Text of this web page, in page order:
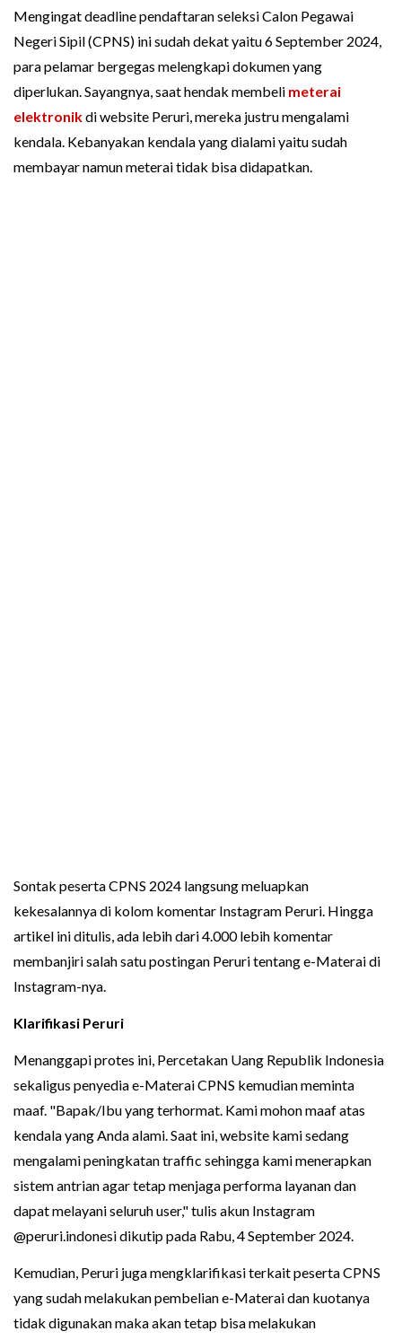
Mengingat deadline pendaftaran seleksi Calon Pegawai
Negeri Sipil (CPNS) ini sudah dekat yaitu 6 September 2024,
para pelamar bergegas melengkapi dokumen yang
diperlukan. Sayangnya, saat hendak membeli meterai
elektronikdi website Peruri, mereka justru mengalami
kendala. Kebanyakan kendala yang dialami yaitu sudah
membayar namun meterai tidak bisa didapatkan.
Sontak peserta CPNS 2024 langsung meluapkan
kekesalannya di kolom komentar Instagram Peruri. Hingga
artikel ini ditulis, ada lebih dari 4.000 lebih komentar
membanjiri salah satu postingan Peruri tentang e-Materai di
Instagram-nya.
Klarifikasi Peruri
Menanggapi protes ini, Percetakan Uang Republik Indonesia
sekaligus penyedia e-Materai CPNS kemudian meminta
maaf. "Bapak/Ibu yang terhormat. Kami mohon maaf atas
kendala yang Anda alami. Saat ini, website kami sedang
mengalami peningkatan traffic sehingga kami menerapkan
sistem antrian agar tetap menjaga performa layanan dan
dapat melayani seluruh user," tulis akun Instagram
@peruri.indonesi dikutip pada Rabu, 4 September 2024.
Kemudian, Peruri juga mengklarifikasi terkait peserta CPNS
yang sudah melakukan pembelian e-Materai dan kuotanya
tidak digunakan maka akan tetap bisa melakukan